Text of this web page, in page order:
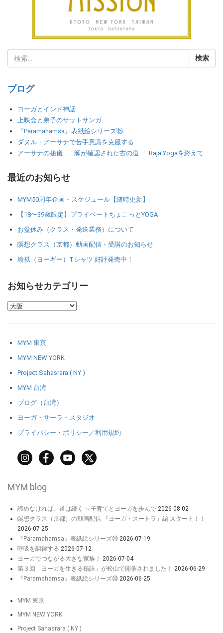
ブログ
ヨーガとインド神話
上映会と弟子のサットサンガ
『Paramahamsa』表紙絵シリーズ⑮
ダヌル・アーサナで苦手意識を克服する
アーサナの秘儀 ――師が確認された古の道――Raja Yogaを終えて
最近のお知らせ
MYM50周年企画・スケジュール【随時更新】
【18〜39歳限定】プライベートちょこっとYOGA
お盆休み（クラス・発送業務）について
瞑想クラス（京都）動画配信・受講のお知らせ
瑜祇（ヨーギー）Tシャツ 好評発売中！
お知らせカテゴリー
MYM 東京
MYM NEW YORK
Project Sahasrara ( NY )
MYM 台湾
ブログ（台湾）
ヨーガ・サーラ・スタジオ
プライバシー・ポリシー／利用規約
MYM blog
諦めなければ、道は続く ～子育てとヨーガを歩んで 2026-08-02
瞑想クラス（京都）の動画配信 『ヨーガ・スートラ』編 スタート！！
2026-07-25
『Paramahamsa』表紙絵シリーズ㉔ 2026-07-19
呼吸を調律する 2026-07-12
ヨーガでつながる大きな家族！
2026-07-04
第３回「ヨーガを生きる秘訣」が松山で開催されました！
2026-06-29
『Paramahamsa』表紙絵シリーズ㉓ 2026-06-25
MYM 東京
MYM NEW YORK
Project Sahasrara ( NY )